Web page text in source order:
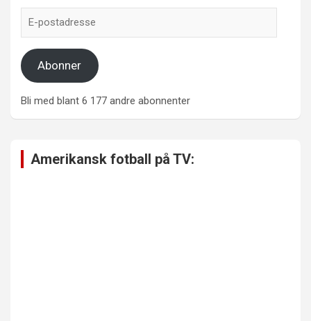
postadresse
Abonner
Bli med blant 6 177 andre abonnenter
Amerikansk fotball på TV: